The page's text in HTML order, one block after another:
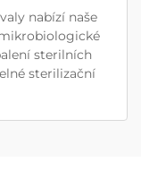
nabízí naše
sterilních
sterilizační